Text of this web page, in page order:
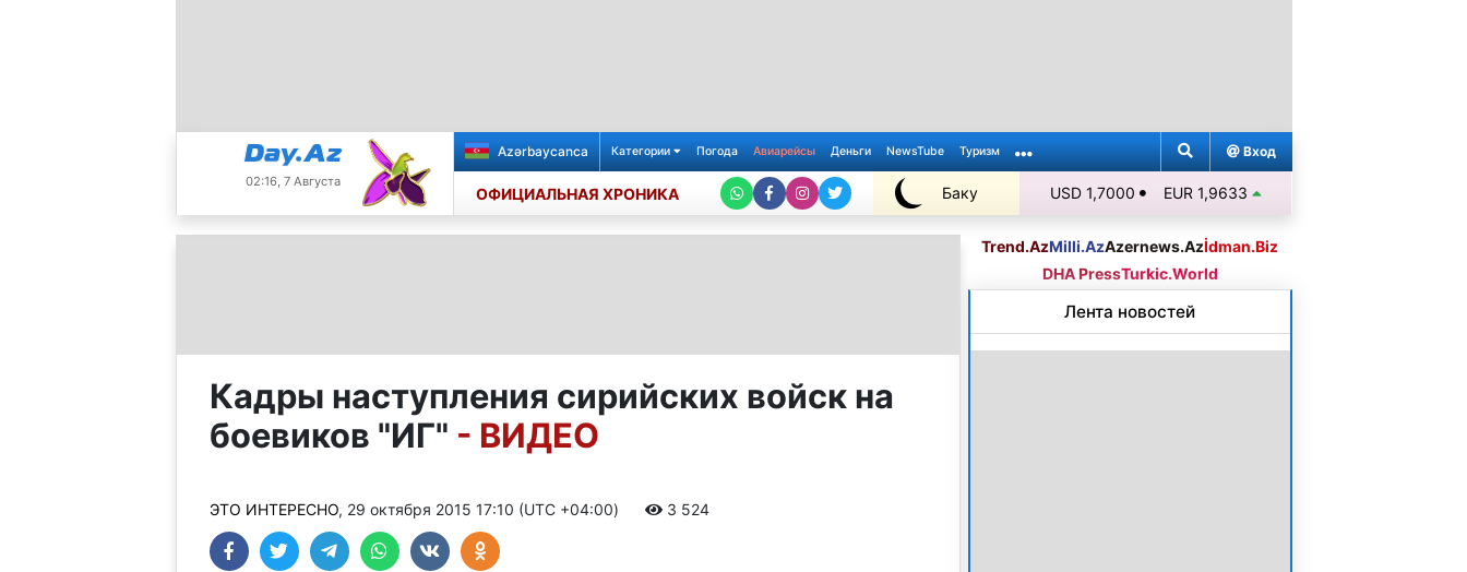
02:16, 7 Августа
Azərbaycanca Категории Погода Авиарейсы Деньги NewsTube Туризм Вход
ОФИЦИАЛЬНАЯ ХРОНИКА Баку
+26℃
USD 1,7000 EUR 1,9633
Кадры наступления сирийских войск на
боевиков "ИГ" - ВИДЕО
ЭТО ИНТЕРЕСНО, 29 октября 2015 17:10 (UTC +04:00) 3 524
Trend.AzMilli.AzAzernews.Azİdman.Biz
DHA PressTurkic.World
Лента новостей